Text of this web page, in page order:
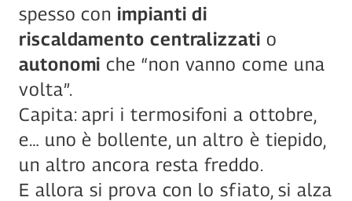
spesso con impianti di
riscaldamento centralizzati
autonomi che “non vanno come una
volta”.
Capita: apri i termosifoni a ottobre,
e… uno è bollente, un altro è tiepido,
un altro ancora resta freddo.
E allora si prova con lo sfiato, si alza